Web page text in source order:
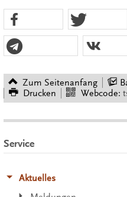
Zum Seitenanfang
Drucken
Webcode:
Service
Aktuelles